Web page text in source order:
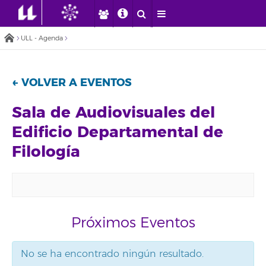
ULL - Agenda
← VOLVER A EVENTOS
Sala de Audiovisuales del
Edificio Departamental de
Filología
Próximos Eventos
No se ha encontrado ningún resultado.